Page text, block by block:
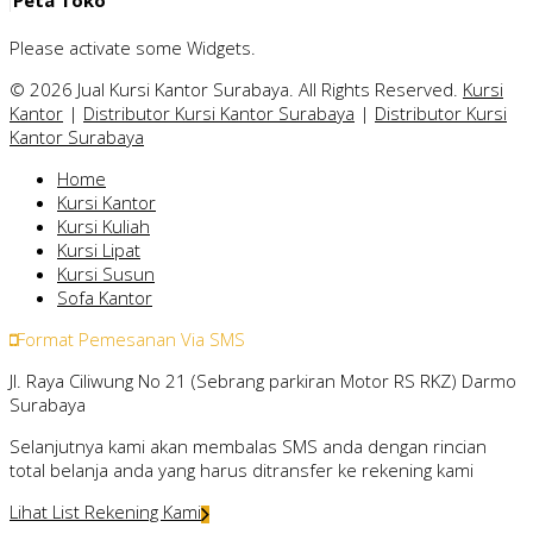
Please activate some Widgets.
© 2026 Jual Kursi Kantor Surabaya. All Rights Reserved. Kursi
Kantor | Distributor Kursi Kantor Surabaya | Distributor Kursi
Kantor Surabaya
Home
Kursi Kantor
Kursi Kuliah
Kursi Lipat
Kursi Susun
Sofa Kantor
Format Pemesanan Via SMS
Jl. Raya Ciliwung No 21 (Sebrang parkiran Motor RS RKZ) Darmo
Surabaya
Selanjutnya kami akan membalas SMS anda dengan rincian
total belanja anda yang harus ditransfer ke rekening kami
Lihat List Rekening Kami